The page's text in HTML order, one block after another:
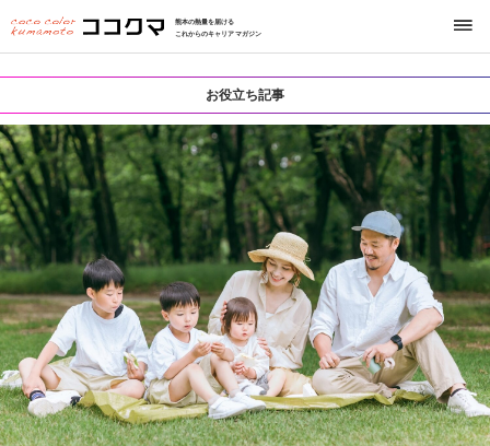
熊本の熱量を届ける
これからのキャリアマガジン
お役立ち記事